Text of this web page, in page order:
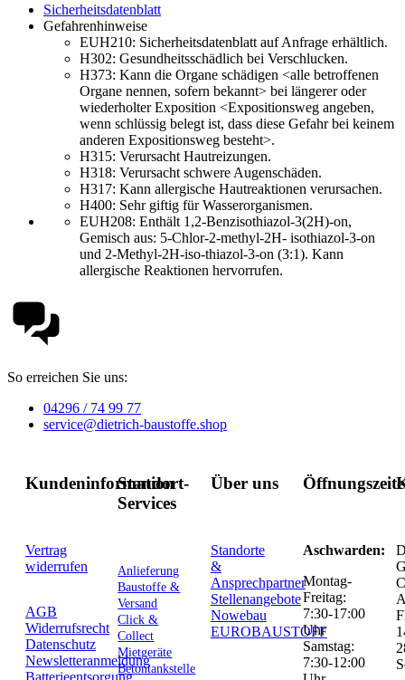
Sicherheitsdatenblatt
Gefahrenhinweise
EUH210: Sicherheitsdatenblatt auf Anfrage erhältlich.
H302: Gesundheitsschädlich bei Verschlucken.
H373: Kann die Organe schädigen <alle betroffenen
Organe nennen, sofern bekannt> bei längerer oder
wiederholter Exposition <Expositionsweg angeben,
wenn schlüssig belegt ist, dass diese Gefahr bei keinem
anderen Expositionsweg besteht>.
H315: Verursacht Hautreizungen.
H318: Verursacht schwere Augenschäden.
H317: Kann allergische Hautreaktionen verursachen.
H400: Sehr giftig für Wasserorganismen.
EUH208: Enthält 1,2-Benzisothiazol-3(2H)-on,
Gemisch aus: 5-Chlor-2-methyl-2H- isothiazol-3-on
und 2-Methyl-2H-iso-thiazol-3-on (3:1). Kann
allergische Reaktionen hervorrufen.
So erreichen Sie uns:
04296 / 74 99 77
service@dietrich-baustoffe.shop
Kundeninformation
Vertrag
widerrufen
AGB
Widerrufsrecht
Datenschutz
Newsletteranmeldung
Standort-
Services
Anlieferung
Baustoffe &
Versand
Click &
Collect
Mietgeräte
Betontankstelle
Über uns
Standorte
&
Ansprechpartner
Stellenangebote
Nowebau
EUROBAUSTOFF
Aschwarden:
Montag-
Freitag:
7:30-17:00
Uhr
Samstag:
7:30-12:00